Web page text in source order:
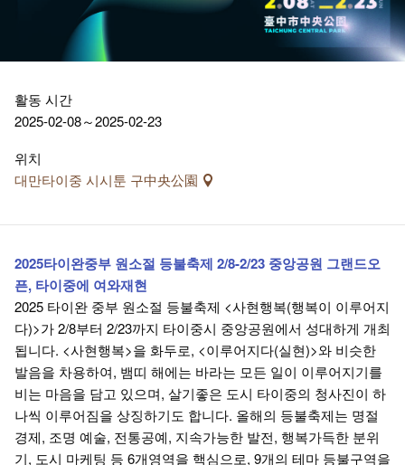
활동 시간
2025-02-08～2025-02-23
위치
대만타이중 시시툰 구中央公園
2025타이완중부 원소절 등불축제 2/8-2/23 중앙공원 그랜드오
픈, 타이중에 여와재현
2025 타이완 중부 원소절 등불축제 <사현행복(행복이 이루어지
다)>가 2/8부터 2/23까지 타이중시 중앙공원에서 성대하게 개최
됩니다. <사현행복>을 화두로, <이루어지다(실현)>와 비슷한
발음을 차용하여, 뱀띠 해에는 바라는 모든 일이 이루어지기를
비는 마음을 담고 있으며, 살기좋은 도시 타이중의 청사진이 하
나씩 이루어짐을 상징하기도 합니다. 올해의 등불축제는 명절
경제, 조명 예술, 전통공예, 지속가능한 발전, 행복가득한 분위
기, 도시 마케팅 등 6개영역을 핵심으로, 9개의 테마 등불구역을